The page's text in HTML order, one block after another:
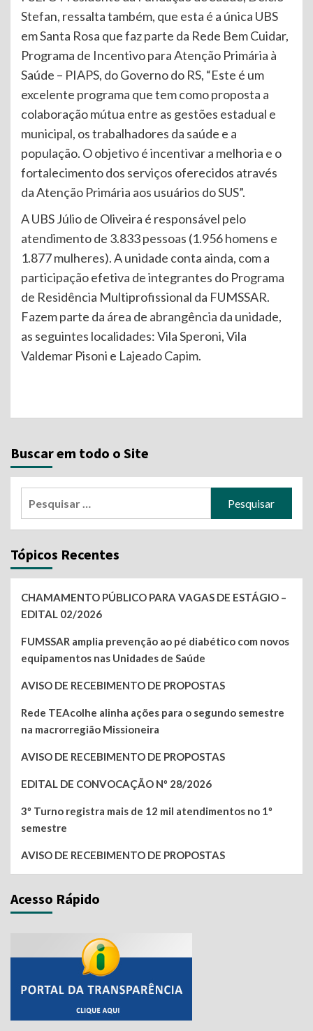
Stefan, ressalta também, que esta é a única UBS
em Santa Rosa que faz parte da Rede Bem Cuidar,
Programa de Incentivo para Atenção Primária à
Saúde – PIAPS, do Governo do RS, “Este é um
excelente programa que tem como proposta a
colaboração mútua entre as gestões estadual e
municipal, os trabalhadores da saúde e a
população. O objetivo é incentivar a melhoria e o
fortalecimento dos serviços oferecidos através
da Atenção Primária aos usuários do SUS”.
A UBS Júlio de Oliveira é responsável pelo
atendimento de 3.833 pessoas (1.956 homens e
1.877 mulheres). A unidade conta ainda, com a
participação efetiva de integrantes do Programa
de Residência Multiprofissional da FUMSSAR.
Fazem parte da área de abrangência da unidade,
as seguintes localidades: Vila Speroni, Vila
Valdemar Pisoni e Lajeado Capim.
Continue
Buscar em todo o Site
Tópicos Recentes
CHAMAMENTO PÚBLICO PARA VAGAS DE ESTÁGIO –
EDITAL 02/2026
FUMSSAR amplia prevenção ao pé diabético com novos
equipamentos nas Unidades de Saúde
AVISO DE RECEBIMENTO DE PROPOSTAS
Rede TEAcolhe alinha ações para o segundo semestre
na macrorregião Missioneira
AVISO DE RECEBIMENTO DE PROPOSTAS
EDITAL DE CONVOCAÇÃO Nº 28/2026
3º Turno registra mais de 12 mil atendimentos no 1º
semestre
AVISO DE RECEBIMENTO DE PROPOSTAS
Acesso Rápido